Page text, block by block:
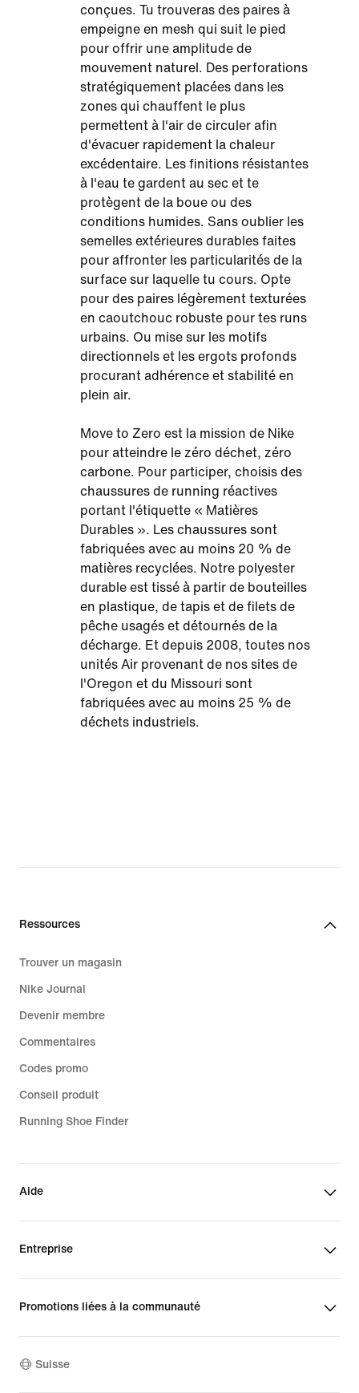
conçues. Tu trouveras des paires à
empeigne en mesh qui suit le pied
pour offrir une amplitude de
mouvement naturel. Des perforations
stratégiquement placées dans les
zones qui chauffent le plus
permettent à l'air de circuler afin
d'évacuer rapidement la chaleur
excédentaire. Les finitions résistantes
à l'eau te gardent au sec et te
protègent de la boue ou des
conditions humides. Sans oublier les
semelles extérieures durables faites
pour affronter les particularités de la
surface sur laquelle tu cours. Opte
pour des paires légèrement texturées
en caoutchouc robuste pour tes runs
urbains. Ou mise sur les motifs
directionnels et les ergots profonds
procurant adhérence et stabilité en
plein air.
Move to Zero est la mission de Nike
pour atteindre le zéro déchet, zéro
carbone. Pour participer, choisis des
chaussures de running réactives
portant l'étiquette « Matières
Durables ». Les chaussures sont
fabriquées avec au moins 20 % de
matières recyclées. Notre polyester
durable est tissé à partir de bouteilles
en plastique, de tapis et de filets de
pêche usagés et détournés de la
décharge. Et depuis 2008, toutes nos
unités Air provenant de nos sites de
l'Oregon et du Missouri sont
fabriquées avec au moins 25 % de
déchets industriels.
Ressources
Trouver un magasin
Nike Journal
Devenir membre
Commentaires
Codes promo
Conseil produit
Running Shoe Finder
Aide
Entreprise
Promotions liées à la communauté
Suisse